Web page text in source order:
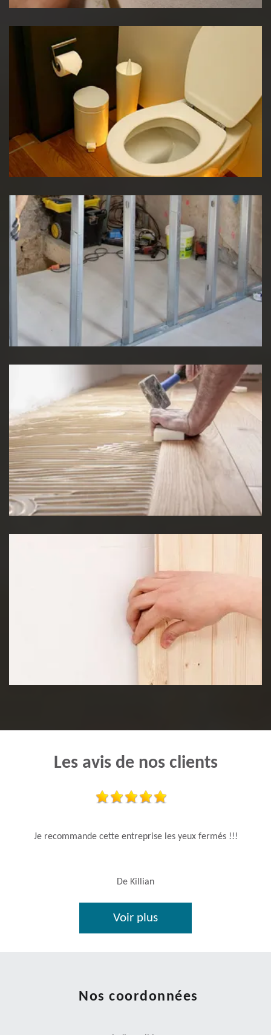
Réparation WC
Pose de cloison
Pose de Lino
Les avis de nos clients
Je recommande cette entreprise les yeux fermés !!!
De Killian
Voir plus
Nos coordonnées